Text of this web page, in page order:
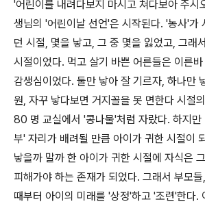
'어린이를 내려다보지 마시고 쳐다보아 주시
생님의 '어린이날 선언'은 시작된다. '농사'가
던 시절, 몇을 낳고, 그 중 몇을 잃었고, 그래
시절이었다. 먹고 살기 바쁜 어른들은 이른
감생심이었다. 둘만 낳아 잘 기르자, 하나만
원, 자꾸 낳다보면 거지꼴을 못 면한다 시절
80 명 교실에서 '콩나물'처럼 자랐다. 하지만
부' 자리가 배려될 만큼 아이가 귀한 시절이
낳을까 말까 한 아이가 귀한 시절에 자식은
피해가야 하는 존재가 되었다. 그래서 부모
때부터 아이의 미래를 '상정'하고 '조련'한다.